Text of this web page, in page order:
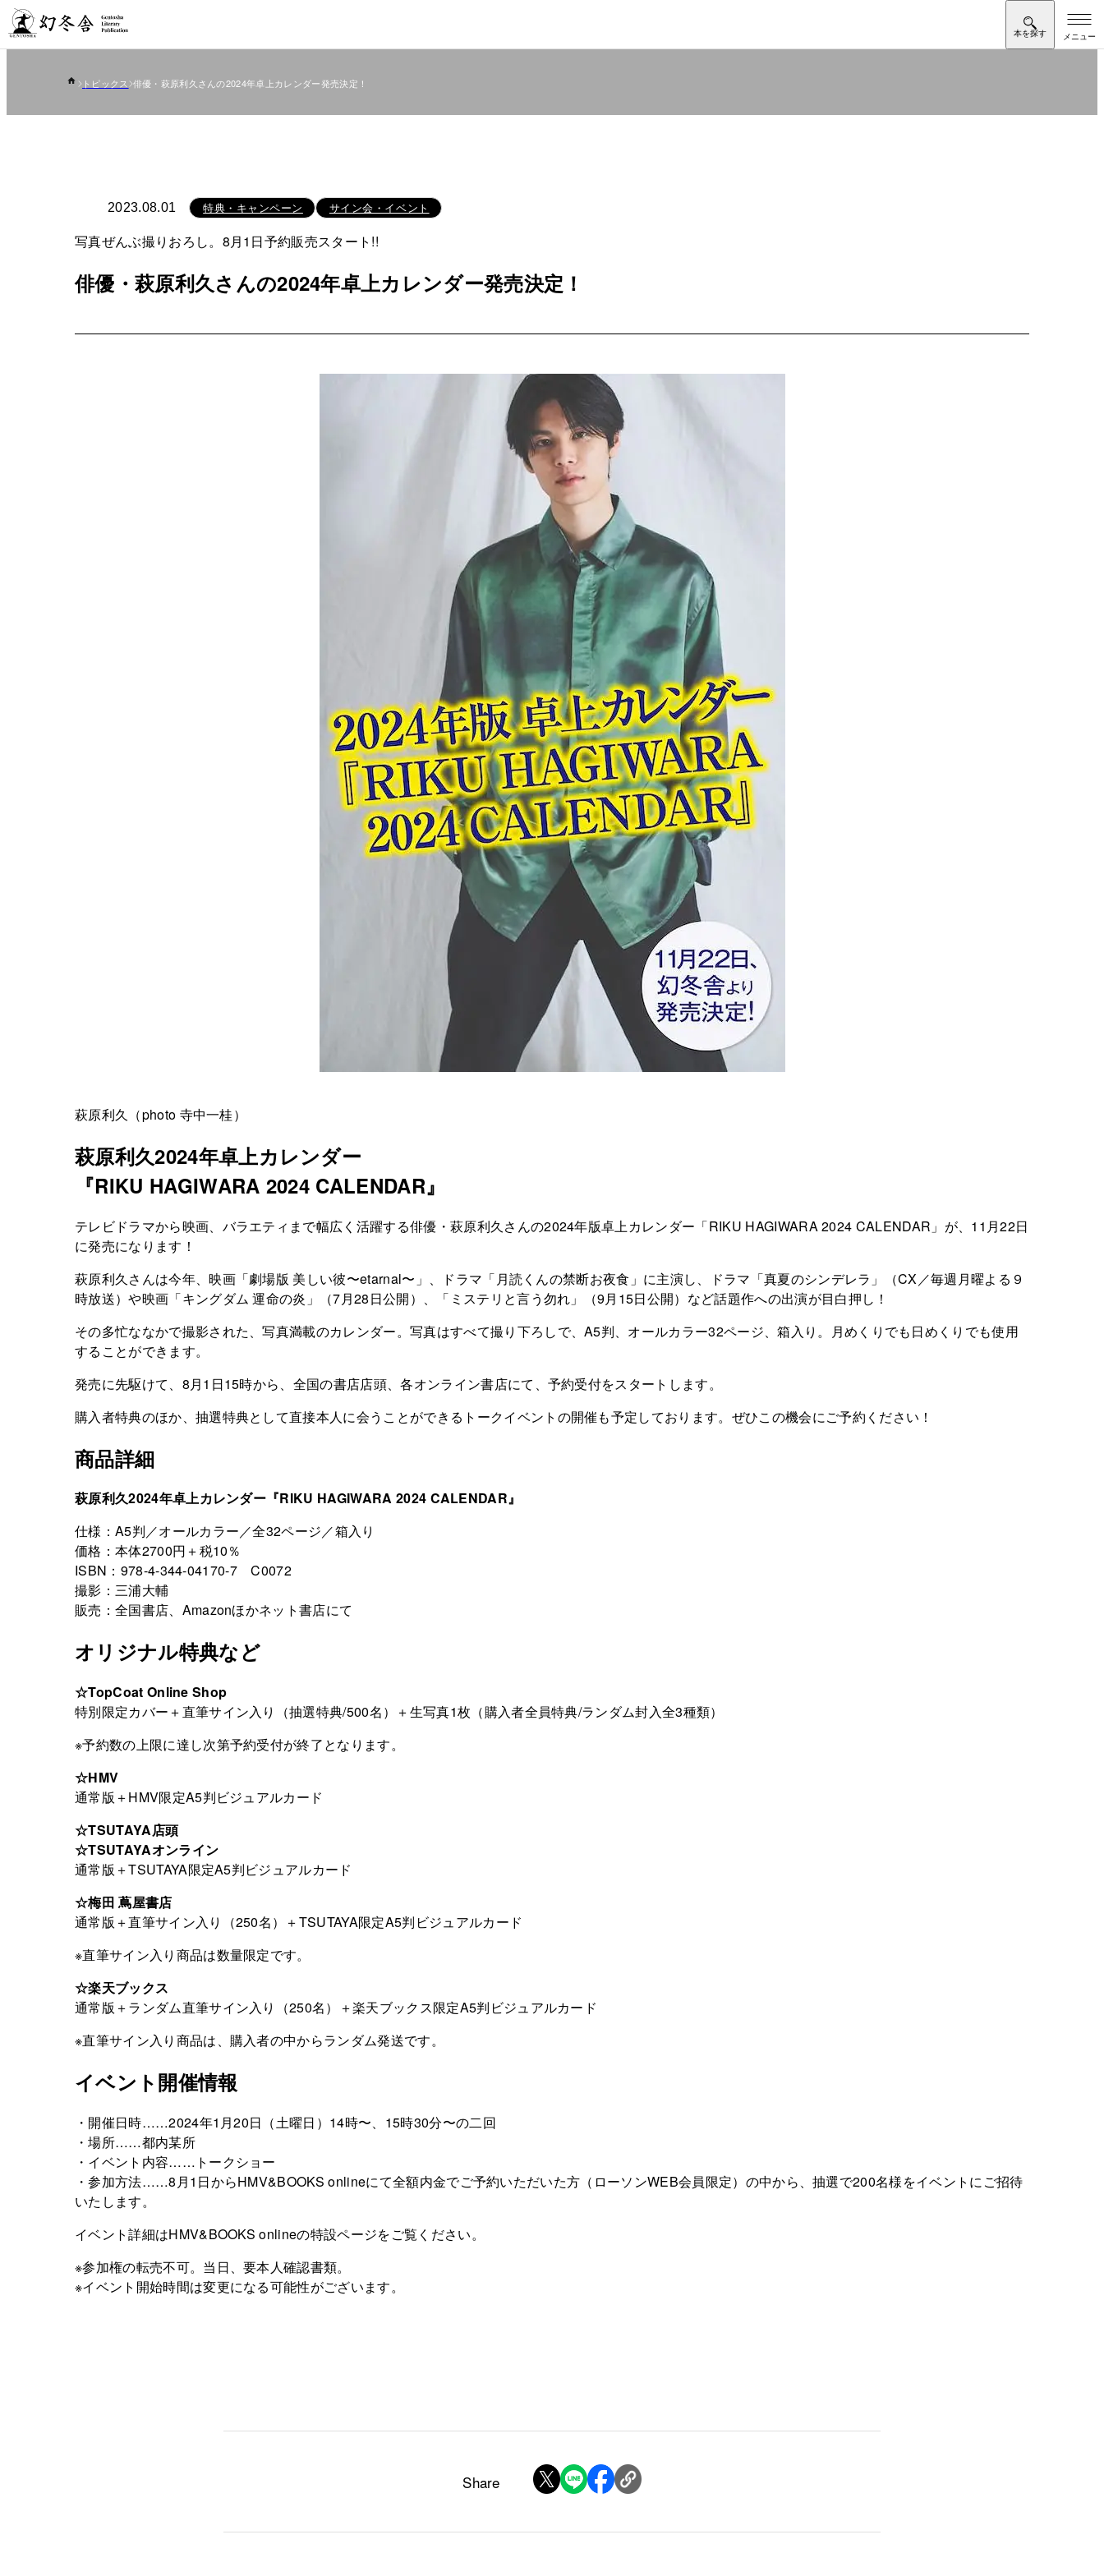
トピックス 俳優・萩原利久さんの2024年卓上カレンダー発売決定！
2023.08.01 特典・キャンペーン サイン会・イベント
写真ぜんぶ撮りおろし。8月1日予約販売スタート!!
俳優・萩原利久さんの2024年卓上カレンダー発売決定！
萩原利久（photo 寺中一桂）
萩原利久2024年卓上カレンダー
『RIKU HAGIWARA 2024 CALENDAR』
テレビドラマから映画、バラエティまで幅広く活躍する俳優・萩原利久さんの2024年版卓上カレンダー「RIKU HAGIWARA 2024 CALENDAR」が、11月22日
に発売になります！
萩原利久さんは今年、映画「劇場版 美しい彼〜etarnal〜」、ドラマ「月読くんの禁断お夜食」に主演し、ドラマ「真夏のシンデレラ」（CX／毎週月曜よる９
時放送）や映画「キングダム 運命の炎」（7月28日公開）、「ミステリと言う勿れ」（9月15日公開）など話題作への出演が目白押し！
その多忙ななかで撮影された、写真満載のカレンダー。写真はすべて撮り下ろしで、A5判、オールカラー32ページ、箱入り。月めくりでも日めくりでも使用
することができます。
発売に先駆けて、8月1日15時から、全国の書店店頭、各オンライン書店にて、予約受付をスタートします。
購入者特典のほか、抽選特典として直接本人に会うことができるトークイベントの開催も予定しております。ぜひこの機会にご予約ください！
商品詳細
萩原利久2024年卓上カレンダー『RIKU HAGIWARA 2024 CALENDAR』
仕様：A5判／オールカラー／全32ページ／箱入り
価格：本体2700円＋税10％
ISBN：978-4-344-04170-7 C0072
撮影：三浦大輔
販売：全国書店、Amazonほかネット書店にて
オリジナル特典など
☆TopCoat Online Shop
特別限定カバー＋直筆サイン入り（抽選特典/500名）＋生写真1枚（購入者全員特典/ランダム封入全3種類）
※予約数の上限に達し次第予約受付が終了となります。
☆HMV
通常版＋HMV限定A5判ビジュアルカード
☆TSUTAYA店頭
☆TSUTAYAオンライン
通常版＋TSUTAYA限定A5判ビジュアルカード
☆梅田 蔦屋書店
通常版＋直筆サイン入り（250名）＋TSUTAYA限定A5判ビジュアルカード
※直筆サイン入り商品は数量限定です。
☆楽天ブックス
通常版＋ランダム直筆サイン入り（250名）＋楽天ブックス限定A5判ビジュアルカード
※直筆サイン入り商品は、購入者の中からランダム発送です。
イベント開催情報
・開催日時……2024年1月20日（土曜日）14時〜、15時30分〜の二回
・場所……都内某所
・イベント内容……トークショー
・参加方法……8月1日からHMV&BOOKS onlineにて全額内金でご予約いただいた方（ローソンWEB会員限定）の中から、抽選で200名様をイベントにご招待
いたします。
イベント詳細はHMV&BOOKS onlineの特設ページをご覧ください。
※参加権の転売不可。当日、要本人確認書類。
※イベント開始時間は変更になる可能性がございます。
Share